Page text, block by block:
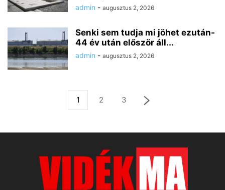
admin - augusztus 2, 2026
Senki sem tudja mi jöhet ezután-
44 év után először áll...
admin - augusztus 2, 2026
1 2 3